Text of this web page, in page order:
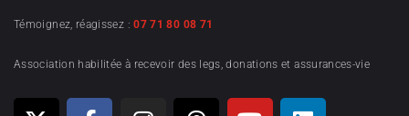
Témoignez, réagissez :07 71 80 08 71
Association habilitée à recevoir des legs, donations et assurances-vie